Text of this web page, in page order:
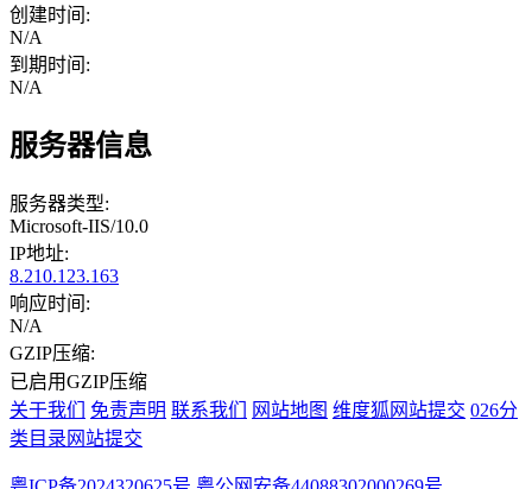
创建时间:
N/A
到期时间:
N/A
服务器信息
服务器类型:
Microsoft-IIS/10.0
IP地址:
8.210.123.163
响应时间:
N/A
GZIP压缩:
已启用GZIP压缩
关于我们
免责声明 联系我们 网站地图 维度狐网站提交 026分
类目录网站提交